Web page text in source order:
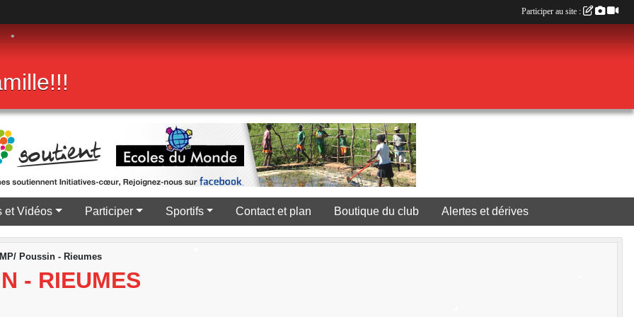
et Vidéos Participer Sportifs Contact et plan Boutique du club Alertes et dérives
Poussin - Rieumes
- RIEUMES
Participer au site :
•
•